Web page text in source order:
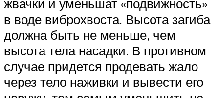
жвачки и уменьшат «подвижность»
в воде виброхвоста. Высота загиба
должна быть не меньше, чем
высота тела насадки. В противном
случае придется продевать жало
через тело наживки и вывести его